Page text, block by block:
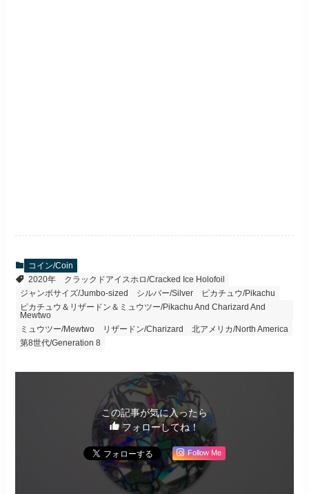
コイン/Coin
2020年
クラックドアイスホロ/Cracked Ice Holofoil
ジャンボサイズ/Jumbo-sized
シルバー/Silver
ピカチュウ/Pikachu
ピカチュウ＆リザードン＆ミュウツー/Pikachu And Charizard And
Mewtwo
ミュウツー/Mewtwo
リザードン/Charizard
北アメリカ/North America
第8世代/Generation 8
この記事が気に入ったら
フォローしてね！
Follow Me